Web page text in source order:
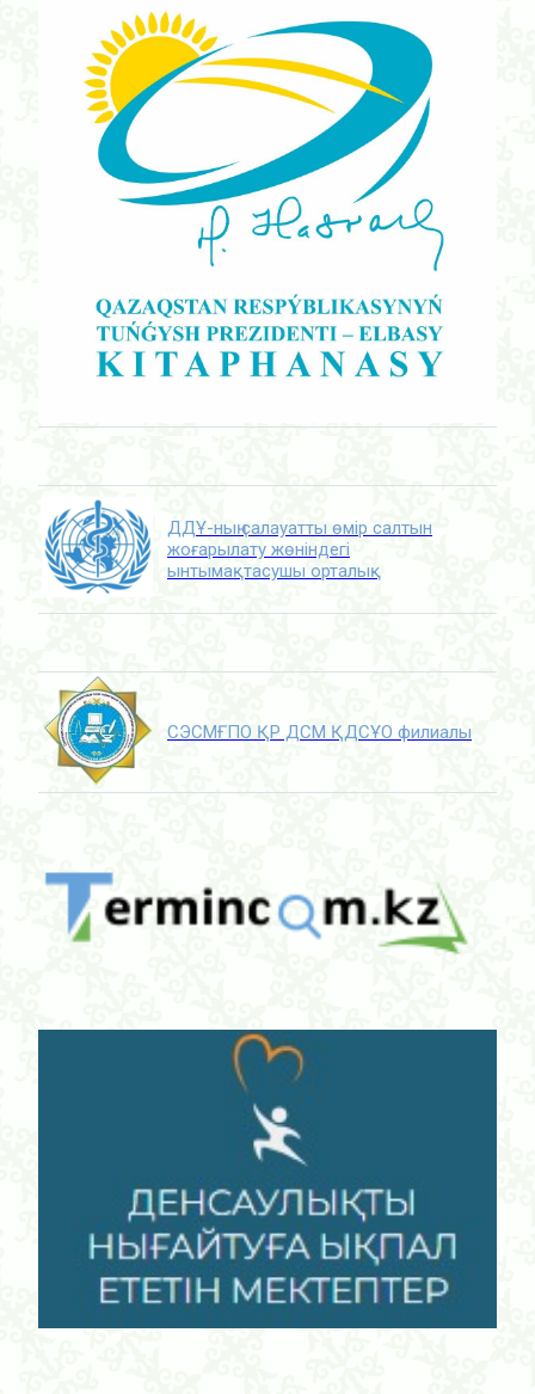
ДДҰ-ның салауатты өмір салтын
жоғарылату жөніндегі
ынтымақтасушы орталық
СЭСМҒПО ҚР ДСМ ҚДСҰО филиалы